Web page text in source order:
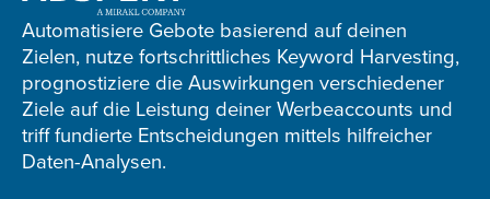
footer
Automatisiere Gebote basierend auf deinen
Zielen, nutze fortschrittliches Keyword Harvesting,
prognostiziere die Auswirkungen verschiedener
Ziele auf die Leistung deiner Werbeaccounts und
triff fundierte Entscheidungen mittels hilfreicher
Daten-Analysen.